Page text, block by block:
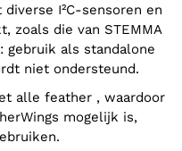
I²C-sensoren en
zoals die van STEMMA
gebruik als standalone
niet ondersteund.
mogelijk is,